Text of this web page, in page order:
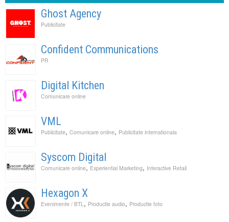
Ghost Agency
Publicitate
Confident Communications
PR
Digital Kitchen
Comunicare online
VML
Publicitate, Comunicare online, Publicitate internationala
Syscom Digital
Comunicare online, Experiential Marketing, Interactive Retail
Hexagon X
Evenimente / BTL, Productie audio, Productie foto